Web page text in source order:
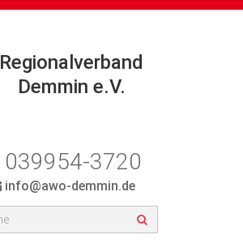
Regionalverband
Demmin e.V.
039954-3720
info@awo-demmin.de